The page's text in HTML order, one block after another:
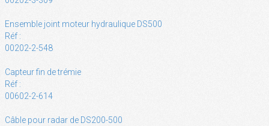
Ensemble joint moteur hydraulique DS500
Réf :
00202-2-548
Capteur fin de trémie
Réf :
00602-2-614
Câble pour radar de DS200-500